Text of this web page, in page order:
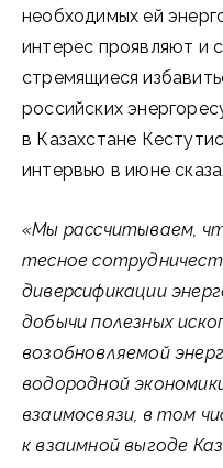
необходимых ей
интерес проявляют и
стремящиеся
российских
в Казахстане
интервью в июне
«Мы рассчитываем,
тесное
диверсификации
добычи полезных
возобновляемой
водородной
взаимосвязи, в том
к взаимной выгоде